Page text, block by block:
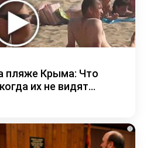
пляже Крыма: Что
их не видят...
i